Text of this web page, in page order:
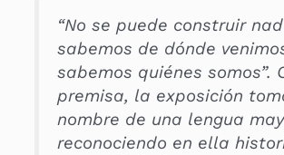
“No se puede construir
sabemos de dónde
sabemos quiénes somos”.
premisa, la exposición
nombre de una lengua
reconociendo en ella